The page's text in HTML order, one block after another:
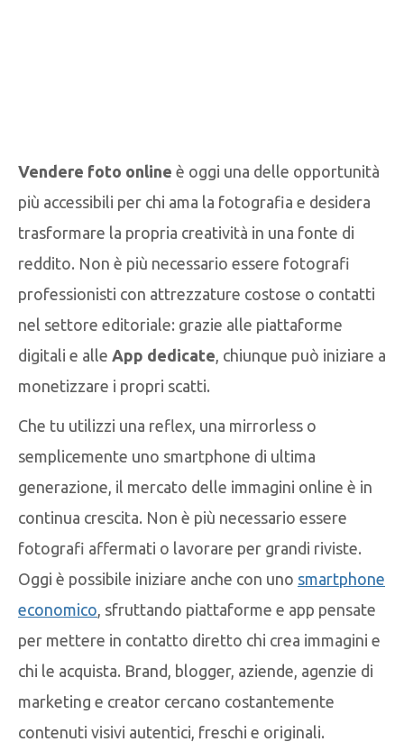
Vendere foto online è oggi una delle opportunità
più accessibili per chi ama la fotografia e desidera
trasformare la propria creatività in una fonte di
reddito. Non è più necessario essere fotografi
professionisti con attrezzature costose o contatti
nel settore editoriale: grazie alle piattaforme
digitali e alle App dedicate, chiunque può iniziare a
monetizzare i propri scatti.
Che tu utilizzi una reflex, una mirrorless o
semplicemente uno smartphone di ultima
generazione, il mercato delle immagini online è in
continua crescita. Non è più necessario essere
fotografi affermati o lavorare per grandi riviste.
Oggi è possibile iniziare anche con uno smartphone
economico, sfruttando piattaforme e app pensate
per mettere in contatto diretto chi crea immagini e
chi le acquista. Brand, blogger, aziende, agenzie di
marketing e creator cercano costantemente
contenuti visivi autentici, freschi e originali.